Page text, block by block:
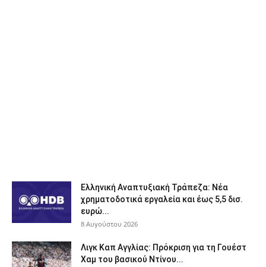
Ελληνική Αναπτυξιακή Τράπεζα: Νέα
χρηματοδοτικά εργαλεία και έως 5,5 δισ.
ευρώ...
8 Αυγούστου 2026
Λιγκ Καπ Αγγλίας: Πρόκριση για τη Γουέστ
Χαμ του βασικού Ντίνου...